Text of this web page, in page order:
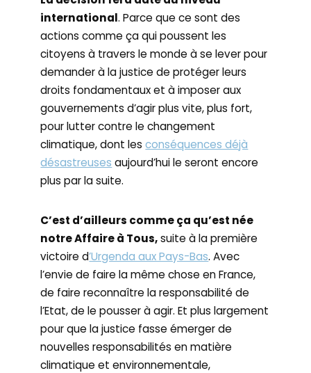
international. Parce que ce sont des
actions comme ça qui poussent les
citoyens à travers le monde à se lever pour
demander à la justice de protéger leurs
droits fondamentaux et à imposer aux
gouvernements d’agir plus vite, plus fort,
pour lutter contre le changement
climatique, dont lesconséquences déjà
désastreuses aujourd’hui le seront encore
plus par la suite.
C’est d’ailleurs comme ça qu’est née
notre Affaire à Tous,suite à la première
victoire d’Urgenda aux Pays-Bas. Avec
l’envie de faire la même chose en France,
de faire reconnaître la responsabilité de
l’Etat, de le pousser à agir. Et plus largement
pour que la justice fasse émerger de
nouvelles responsabilités en matière
climatique et environnementale,